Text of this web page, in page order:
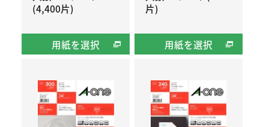
(4,400片)
用紙を選択
片)
用紙を選択